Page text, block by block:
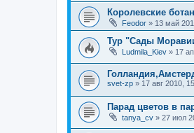
Королевские
Feodor » 13 май
Тур "Сады
Ludmila_Kiev » 17
svet-zp » 17 авг 2010,
Парад цветов в
tanya_cv » 27 июл